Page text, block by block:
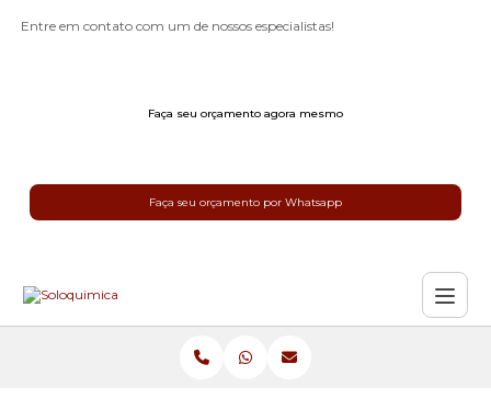
Entre em contato com um de nossos especialistas!
Faça seu orçamento agora mesmo
Faça seu orçamento por Whatsapp